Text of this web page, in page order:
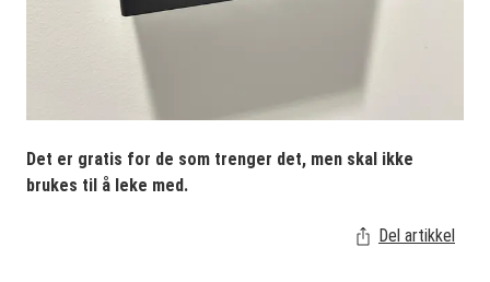
Det er gratis for de som trenger det, men skal ikke
brukes til å leke med.
Del artikkel